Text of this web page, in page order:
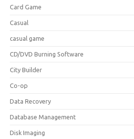
Card Game
Casual
casual game
CD/DVD Burning Software
City Builder
Co-op
Data Recovery
Database Management
Disk Imaging